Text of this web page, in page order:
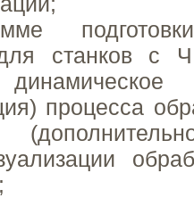
станков с
процесса